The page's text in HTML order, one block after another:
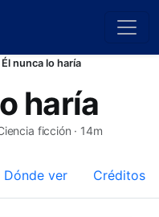
Él nunca lo haría
haría
ficción · 14m
Dónde ver Créditos